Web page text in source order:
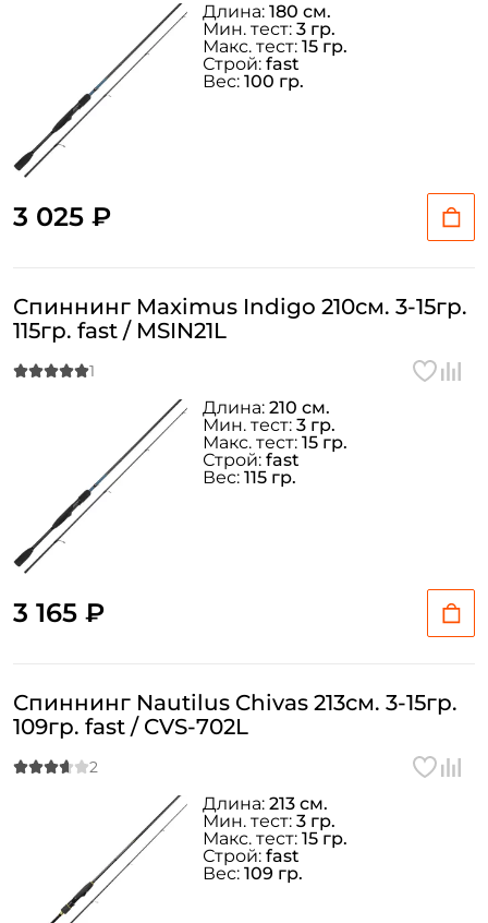
3 025 ₽
Длина: 180 см.
Мин. тест: 3 гр.
Макс. тест: 15 гр.
Строй: fast
Вес: 100 гр.
Спиннинг Maximus Indigo 210см. 3-15гр.
115гр. fast / MSIN21L
3 165 ₽
Длина: 210 см.
Мин. тест: 3 гр.
Макс. тест: 15 гр.
Строй: fast
Вес: 115 гр.
Спиннинг Nautilus Chivas 213см. 3-15гр.
109гр. fast / CVS-702L
Длина: 213 см.
Мин. тест: 3 гр.
Макс. тест: 15 гр.
Строй: fast
Вес: 109 гр.